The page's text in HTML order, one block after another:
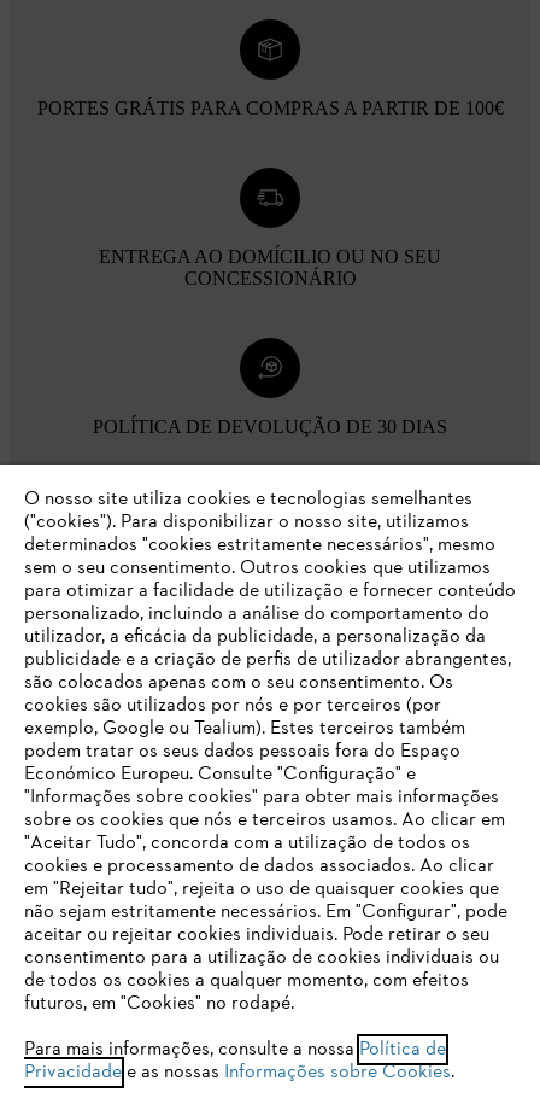
PORTES GRÁTIS PARA COMPRAS A PARTIR DE 100€
ENTREGA AO DOMÍCILIO OU NO SEU
CONCESSIONÁRIO
POLÍTICA DE DEVOLUÇÃO DE 30 DIAS
Opções de pagamento
Empresa
FAQs Loja Online
Contacto
Condições gerais de venda Proteção de Dados
O SEU NAVEGADOR NÃO SUPORTA
ESTE WEBSITE
Está utilizar um navegador que ainda não suportamos. Para
obter o melhor uso de nosso site, recomendamos que altere
para um dos seguintes navegadores:
firefox chrome
O nosso site utiliza cookies e tecnologias semelhantes
("cookies"). Para disponibilizar o nosso site, utilizamos
determinados "cookies estritamente necessários", mesmo
sem o seu consentimento. Outros cookies que utilizamos
para otimizar a facilidade de utilização e fornecer conteúdo
personalizado, incluindo a análise do comportamento do
utilizador, a eficácia da publicidade, a personalização da
publicidade e a criação de perfis de utilizador abrangentes,
são colocados apenas com o seu consentimento. Os
cookies são utilizados por nós e por terceiros (por
exemplo, Google ou Tealium). Estes terceiros também
podem tratar os seus dados pessoais fora do Espaço
Económico Europeu. Consulte "Configuração" e
"Informações sobre cookies" para obter mais informações
sobre os cookies que nós e terceiros usamos. Ao clicar em
"Aceitar Tudo", concorda com a utilização de todos os
cookies e processamento de dados associados. Ao clicar
em "Rejeitar tudo", rejeita o uso de quaisquer cookies que
não sejam estritamente necessários. Em "Configurar", pode
aceitar ou rejeitar cookies individuais. Pode retirar o seu
consentimento para a utilização de cookies individuais ou
de todos os cookies a qualquer momento, com efeitos
futuros, em "Cookies" no rodapé.
Para mais informações, consulte a nossa Política de
Privacidadee as nossas Informações sobre Cookies.